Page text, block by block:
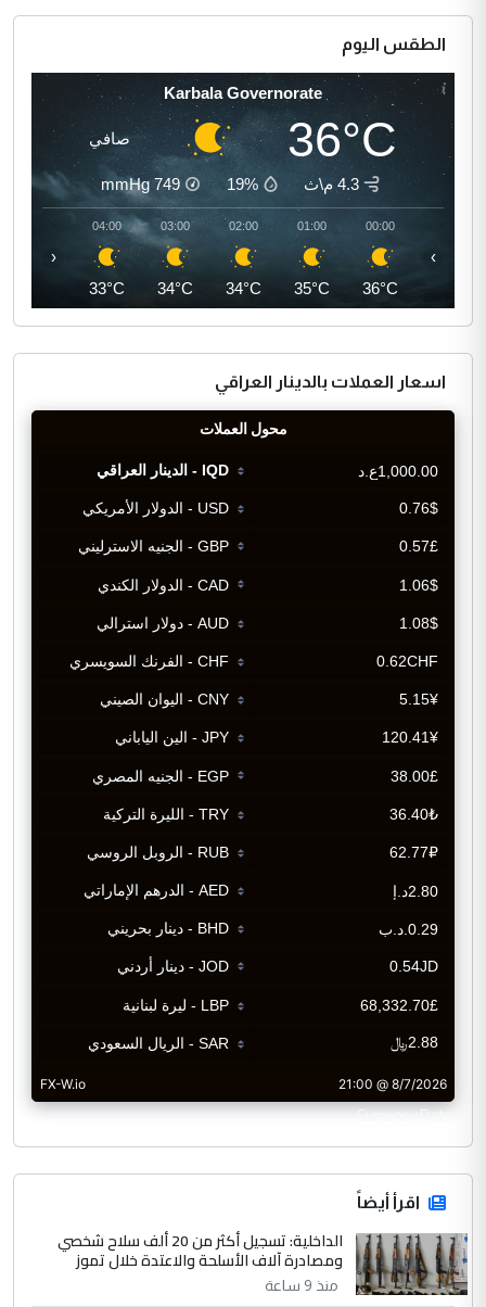
الطقس اليوم
Karbala Governorate
36°C صافي
4.3 م\ث 19%
749
mmHg
00:00
36°C
01:00
35°C
02:00
34°C
03:00
34°C
04:00
33°C
‹ ›
اسعار العملات بالدينار العراقي
CurrencyRate
اقرأ أيضاً
الداخلية: تسجيل أكثر من 20 ألف سلاح شخصي
ومصادرة آلاف الأسلحة والاعتدة خلال تموز
منذ 9 ساعة